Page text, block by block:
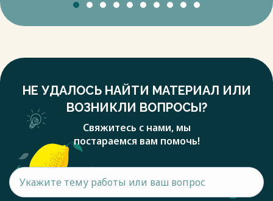
НЕ УДАЛОСЬ НАЙТИ МАТЕРИАЛ ИЛИ
ВОЗНИКЛИ ВОПРОСЫ?
Свяжитесь с нами, мы
постараемся вам помочь!